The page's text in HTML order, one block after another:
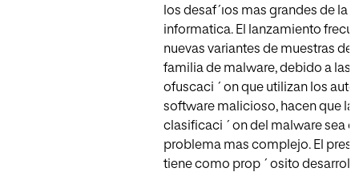
los desaf´ıos mas grandes de la
informatica. El lanzamiento
nuevas variantes de muestras de
familia de malware, debido a las
ofuscaci ´ on que utilizan los
software malicioso, hacen que la
clasificaci ´ on del malware sea
problema mas complejo. El
tiene como prop ´ osito